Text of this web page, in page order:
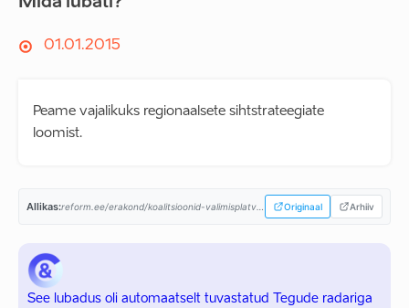
01.01.2015
Peame vajalikuks regionaalsete sihtstrateegiate
loomist.
Allikas: Originaal Arhiiv
See lubadus oli automaatselt tuvastatud Tegude radariga